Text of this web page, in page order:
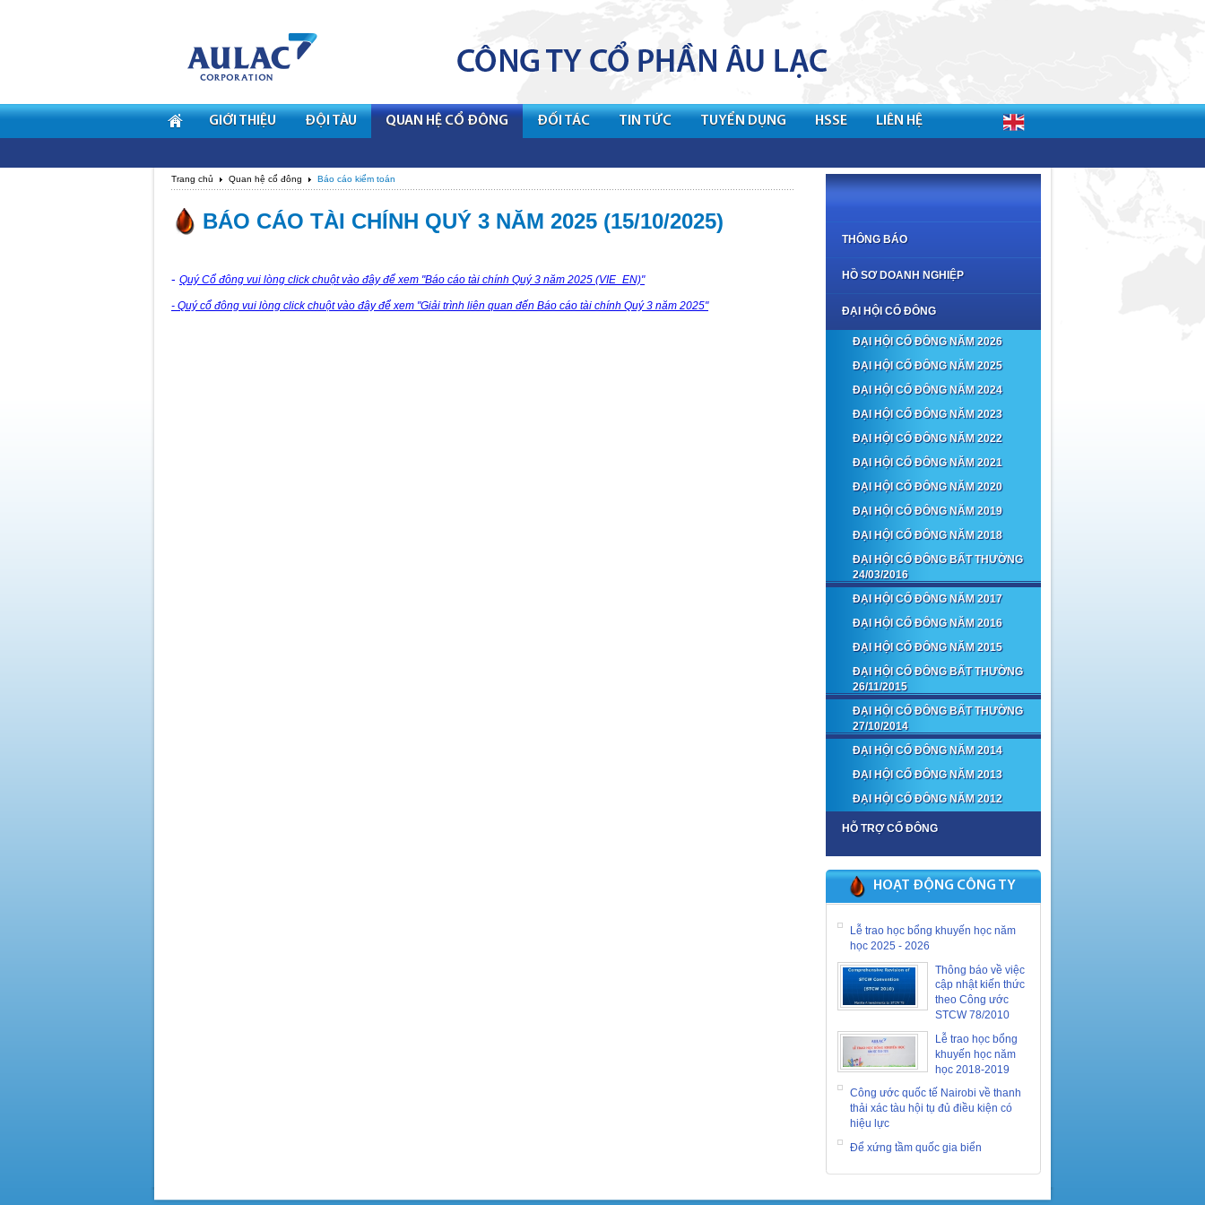
GIỚI THIỆU ĐỘI TÀU QUAN HỆ CỔ ĐÔNG ĐỐI TÁC TIN TỨC TUYỂN DỤNG HSSE LIÊN HỆ
Trang chủ Quan hệ cổ đông Báo cáo kiểm toán
BÁO CÁO TÀI CHÍNH QUÝ 3 NĂM 2025 (15/10/2025)
- Quý Cổ đông vui lòng click chuột vào đâyđể xem "Báo cáo tài chính Quý 3 năm 2025 (VIE_EN)"
- Quý cổ đông vui lòng click chuột vào đây để xem "Giải trình liên quan đến Báo cáo tài chính Quý 3 năm 2025"
THÔNG BÁO
HỒ SƠ DOANH NGHIỆP
ĐẠI HỘI CỔ ĐÔNG
ĐẠI HỘI CỔ ĐÔNG NĂM 2026
ĐẠI HỘI CỔ ĐÔNG NĂM 2025
ĐẠI HỘI CỔ ĐÔNG NĂM 2024
ĐẠI HỘI CỔ ĐÔNG NĂM 2023
ĐẠI HỘI CỔ ĐÔNG NĂM 2022
ĐẠI HỘI CỔ ĐÔNG NĂM 2021
ĐẠI HỘI CỔ ĐÔNG NĂM 2020
ĐẠI HỘI CỔ ĐÔNG NĂM 2019
ĐẠI HỘI CỔ ĐÔNG NĂM 2018
ĐẠI HỘI CỔ ĐÔNG BẤT THƯỜNG
24/03/2016
ĐẠI HỘI CỔ ĐÔNG NĂM 2017
ĐẠI HỘI CỔ ĐÔNG NĂM 2016
ĐẠI HỘI CỔ ĐÔNG NĂM 2015
ĐẠI HỘI CỔ ĐÔNG BẤT THƯỜNG
26/11/2015
ĐẠI HỘI CỔ ĐÔNG BẤT THƯỜNG
27/10/2014
ĐẠI HỘI CỔ ĐÔNG NĂM 2014
ĐẠI HỘI CỔ ĐÔNG NĂM 2013
ĐẠI HỘI CỔ ĐÔNG NĂM 2012
HỖ TRỢ CỔ ĐÔNG
HOẠT ĐỘNG CÔNG TY
Lễ trao học bổng khuyến học năm
học 2025 - 2026
Thông báo về việc
cập nhật kiến thức
theo Công ước
STCW 78/2010
Lễ trao học bổng
khuyến học năm
học 2018-2019
Công ước quốc tế Nairobi về thanh
thải xác tàu hội tụ đủ điều kiện có
hiệu lực
Để xứng tầm quốc gia biển